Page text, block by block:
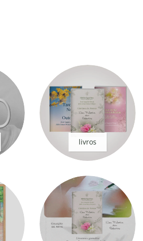
livros